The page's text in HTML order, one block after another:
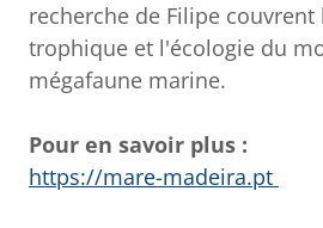
recherche de Filipe
trophique et l'écologie du
mégafaune marine.
Pour en savoir plus :
https://mare-madeira.pt